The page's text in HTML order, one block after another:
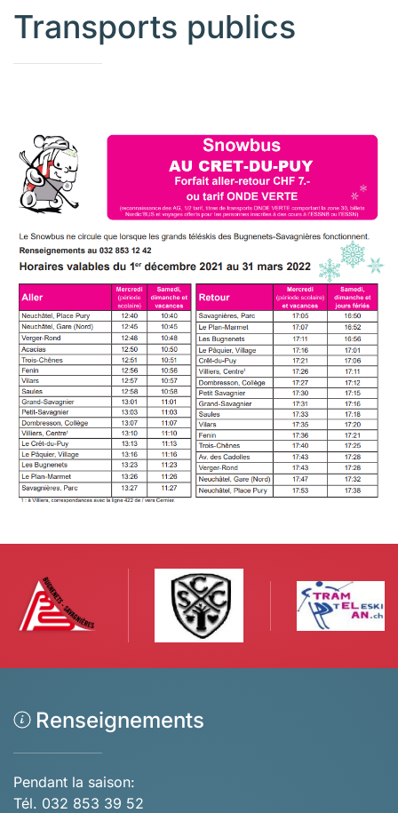
Transports publics
Renseignements
Pendant la saison:
Tél. 032 853 39 52